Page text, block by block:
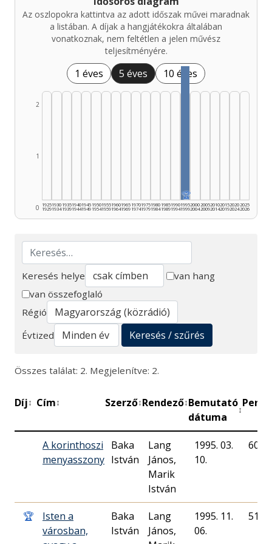
Az oszlopokra kattintva az adott időszak művei maradnak
a listában. A díjak a hangjátékokra általában
vonatkoznak, nem feltétlen a jelen művész
teljesítményére.
1 éves 5 éves 10 éves
0
1
2
1925
1929
1930
1934
1935
1939
1940
1944
1945
1949
1950
1954
1955
1959
1960
1964
1965
1969
1970
1974
1975
1979
1980
1984
1985
1989
1990
1994
🏆
1995
1999
2000
2004
2005
2009
2010
2014
2015
2019
2020
2024
2025
2026
Keresés
Keresés helye
van hang
van összefoglaló
Régió
Évtized
Keresés / szűrés
Összes találat: 2. Megjelenítve: 2.
Díj↕ Cím↕ Szerző↕Rendező↕Bemutató
dátuma
↕
Perc
A korinthoszi
menyasszony
Baka
István
Lang
János,
Marik
István
1995. 03.
10.
60
🏆
Isten a
városban,
Baka
István
Lang
János,
1995. 11.
06.
51